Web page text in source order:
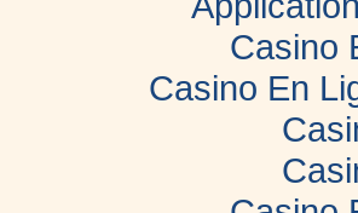
Casino
Casino En